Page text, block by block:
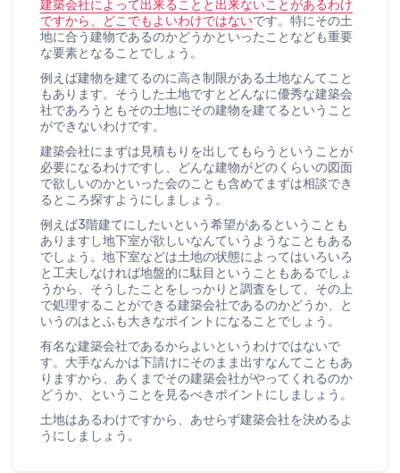
建築会社によって出来ることと出来ないことがあるわけ
ですから、どこでもよいわけではないです。特にその土
地に合う建物であるのかどうかといったことなども重要
な要素となることでしょう。
例えば建物を建てるのに高さ制限がある土地なんてこと
もあります。そうした土地ですとどんなに優秀な建築会
社であろうともその土地にその建物を建てるということ
ができないわけです。
建築会社にまずは見積もりを出してもらうということが
必要になるわけですし、どんな建物がどのくらいの図面
で欲しいのかといった会のことも含めてまずは相談でき
るところ探すようにしましょう。
例えば3階建てにしたいという希望があるということも
ありますし地下室が欲しいなんていうようなこともある
でしょう。地下室などは土地の状態によってはいろいろ
と工夫しなければ地盤的に駄目ということもあるでしょ
うから、そうしたことをしっかりと調査をして、その上
で処理することができる建築会社であるのかどうか、と
いうのはとふも大きなポイントになることでしょう。
有名な建築会社であるからよいというわけではないで
す。大手なんかは下請けにそのまま出すなんてこともあ
りますから、あくまでその建築会社がやってくれるのか
どうか、ということを見るべきポイントにしましょう。
土地はあるわけですから、あせらず建築会社を決めるよ
うにしましょう。